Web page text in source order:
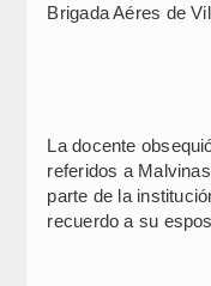
Brigada Aéres de
La docente
referidos a
parte de la
recuerdo a su